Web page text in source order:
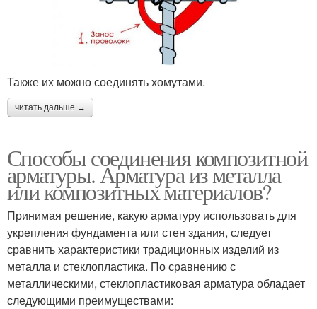
Также их можно соединять хомутами.
читать дальше →
Способы соединения композитной
арматуры. Арматура из металла
или композитных материалов?
Принимая решение, какую арматуру использовать для
укрепления фундамента или стен здания, следует
сравнить характеристики традиционных изделий из
металла и стеклопластика. По сравнению с
металлическими, стеклопластиковая арматура обладает
следующими преимуществами: